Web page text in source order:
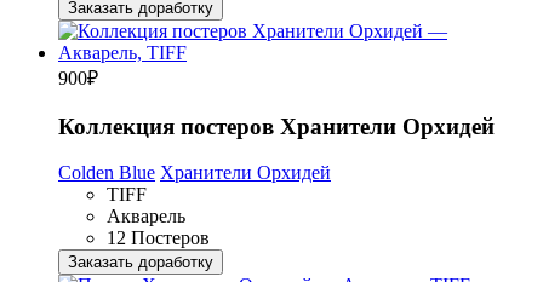
Заказать доработку
900₽
Коллекция постеров Хранители Орхидей
Colden Blue Хранители Орхидей
TIFF
Акварель
12 Постеров
Заказать доработку